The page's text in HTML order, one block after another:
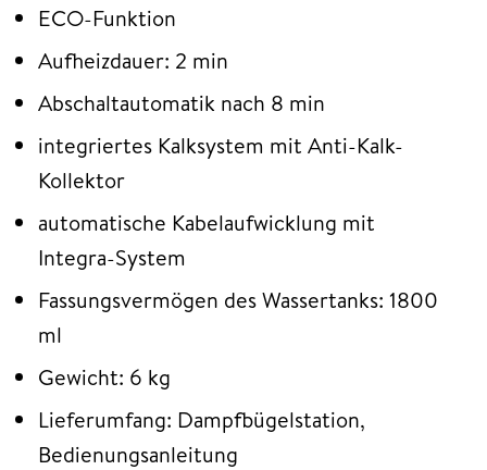
ECO-Funktion
Aufheizdauer: 2 min
Abschaltautomatik nach 8 min
integriertes Kalksystem mit Anti-Kalk-
Kollektor
automatische Kabelaufwicklung mit
Integra-System
Fassungsvermögen des Wassertanks: 1800
ml
Gewicht: 6 kg
Lieferumfang: Dampfbügelstation,
Bedienungsanleitung